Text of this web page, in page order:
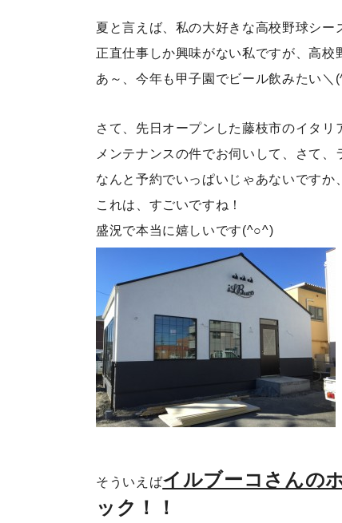
夏と言えば、私の大好きな高校野球シー
正直仕事しか興味がない私ですが、高校
あ～、今年も甲子園でビール飲みたい＼
さて、先日オープンした藤枝市のイタリ
メンテナンスの件でお伺いして、さて、
なんと予約でいっぱいじゃあないですか
これは、すごいですね！
盛況で本当に嬉しいです(^○^)
そういえばイルブーコさんの
ック！！